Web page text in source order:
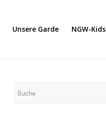
Unsere Garde NGW-Kids